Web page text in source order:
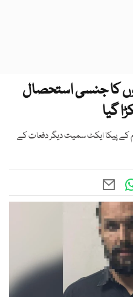
کا جنسی استحصال
گیا
پیکا ایکٹ سمیت دیگر دفعات کے